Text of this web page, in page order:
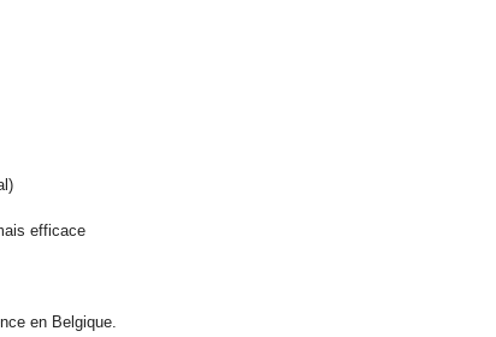
efficace
en Belgique.